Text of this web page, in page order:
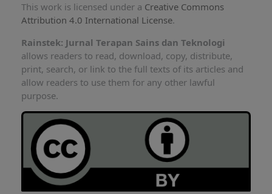
This work is licensed under a Creative Commons
Attribution 4.0 International License.
Rainstek: Jurnal Terapan Sains dan Teknologi
allows readers to read, download, copy, distribute,
print, search, or link to the full texts of its articles and
allow readers to use them for any other lawful
purpose.